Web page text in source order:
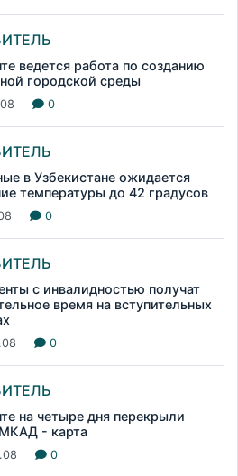
ведется работа по созданию
городской среды
0
в Узбекистане ожидается
температуры до 42 градусов
0
с инвалидностью получат
время на вступительных
0
на четыре дня перекрыли
- карта
0